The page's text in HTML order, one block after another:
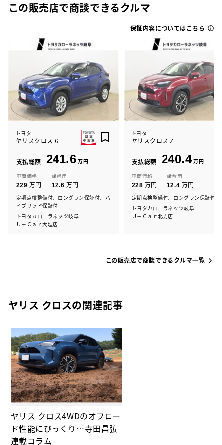
この販売店で商談できるクルマ
保証内容についてはこちら
トヨタ
ヤリスクロス G
支払総額 241.6 万円
車両価格
229 万円
諸費用
12.6 万円
定期点検整備付、ロングラン保証付、ハ
イブリッド保証付
トヨタカローラネッツ岐阜
Ｕ－Ｃａｒ大垣店
トヨタ
ヤリスクロス Z
支払総額 240.4万円
車両価格
228 万円
諸費用
12.4 万円
定期点検整備付、ロングラン保証付
トヨタカローラネッツ岐阜
Ｕ－Ｃａｒ北方店
この販売店で商談できるクルマ一覧
ヤリス クロスの関連記事
ヤリス クロス4WDのオフロー
ド性能にびっくり…寺田昌弘
連載コラム